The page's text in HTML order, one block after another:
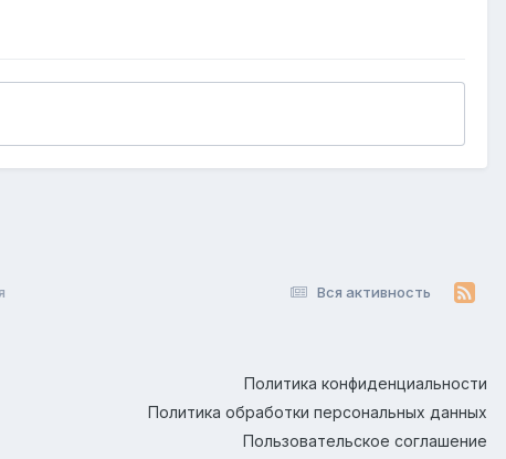
Вся активность
Политика конфиденциальности
Политика обработки персональных данных
Пользовательское соглашение